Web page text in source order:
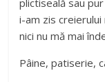
plictiseală sau
i-am zis creierului
nici nu mă mai
Pâine, patiserie,